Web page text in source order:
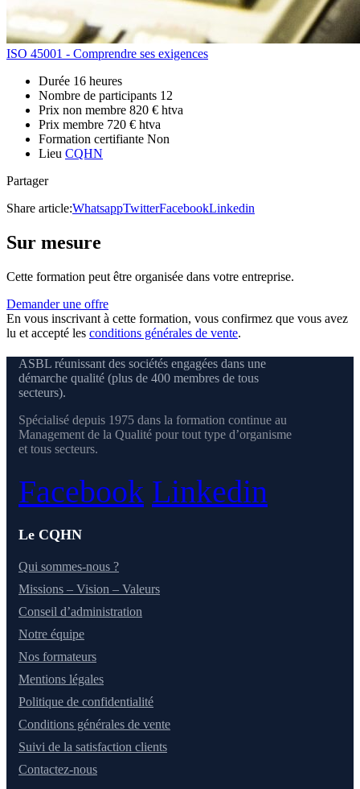
ISO 45001 - Comprendre ses exigences
Durée 16 heures
Nombre de participants 12
Prix non membre 820 € htva
Prix membre 720 € htva
Formation certifiante Non
Lieu CQHN
Partager
Share article:WhatsappTwitterFacebookLinkedin
Sur mesure
Cette formation peut être organisée dans votre entreprise.
Demander une offre
En vous inscrivant à cette formation, vous confirmez que vous avez
lu et accepté les conditions générales de vente.
ASBL réunissant des sociétés engagées dans une
démarche qualité (plus de 400 membres de tous
secteurs).
Spécialisé depuis 1975 dans la formation continue au
Management de la Qualité pour tout type d’organisme
et tous secteurs.
Facebook Linkedin
Le CQHN
Qui sommes-nous ?
Missions – Vision – Valeurs
Conseil d’administration
Notre équipe
Nos formateurs
Mentions légales
Politique de confidentialité
Conditions générales de vente
Suivi de la satisfaction clients
Contactez-nous